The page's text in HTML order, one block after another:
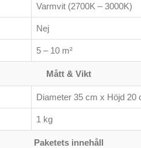
Varmvit (2700K – 3000K)
Nej
5 – 10 m²
Mått & Vikt
Diameter 35 cm x Höjd 20
1 kg
Paketets innehåll